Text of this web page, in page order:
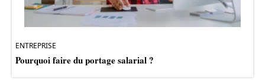
ENTREPRISE
Pourquoi faire du portage salarial ?